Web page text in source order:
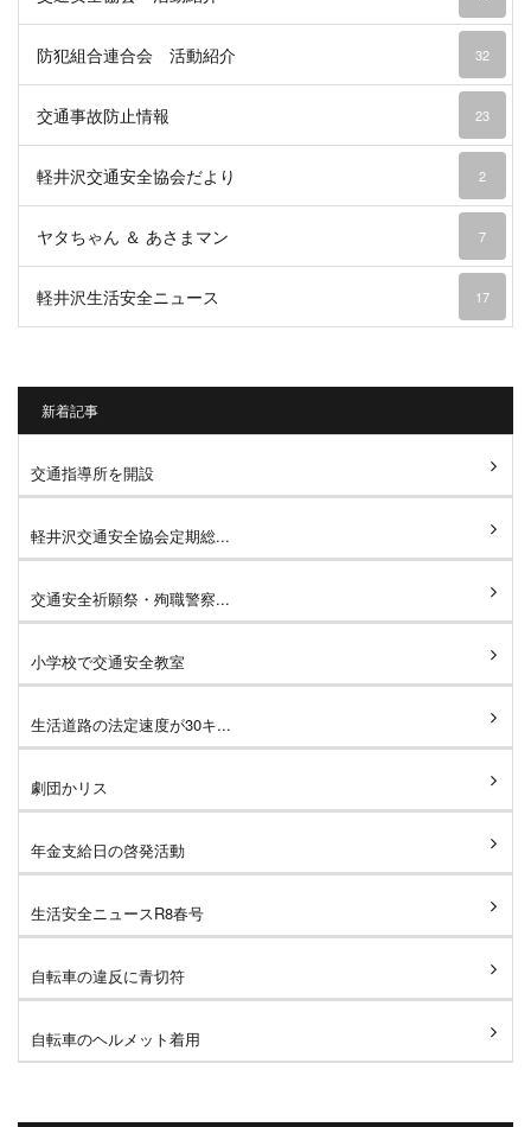
防犯組合連合会 活動紹介 32
交通事故防止情報 23
軽井沢交通安全協会だより 2
ヤタちゃん ＆ あさまマン 7
軽井沢生活安全ニュース 17
新着記事
交通指導所を開設
軽井沢交通安全協会定期総...
交通安全祈願祭・殉職警察...
小学校で交通安全教室
生活道路の法定速度が30キ...
劇団かリス
年金支給日の啓発活動
生活安全ニュースR8春号
自転車の違反に青切符
自転車のヘルメット着用